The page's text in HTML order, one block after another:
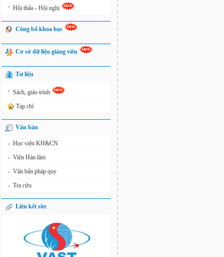
» Hội thảo - Hội nghị
Công bố khoa học
Cơ sở dữ liệu giảng viên
Tư liệu
» Sách, giáo trình
Tạp chí
Văn bản
» Học viện KH&CN
» Viện Hàn lâm
» Văn bản pháp quy
» Tra cứu
Liên kết site